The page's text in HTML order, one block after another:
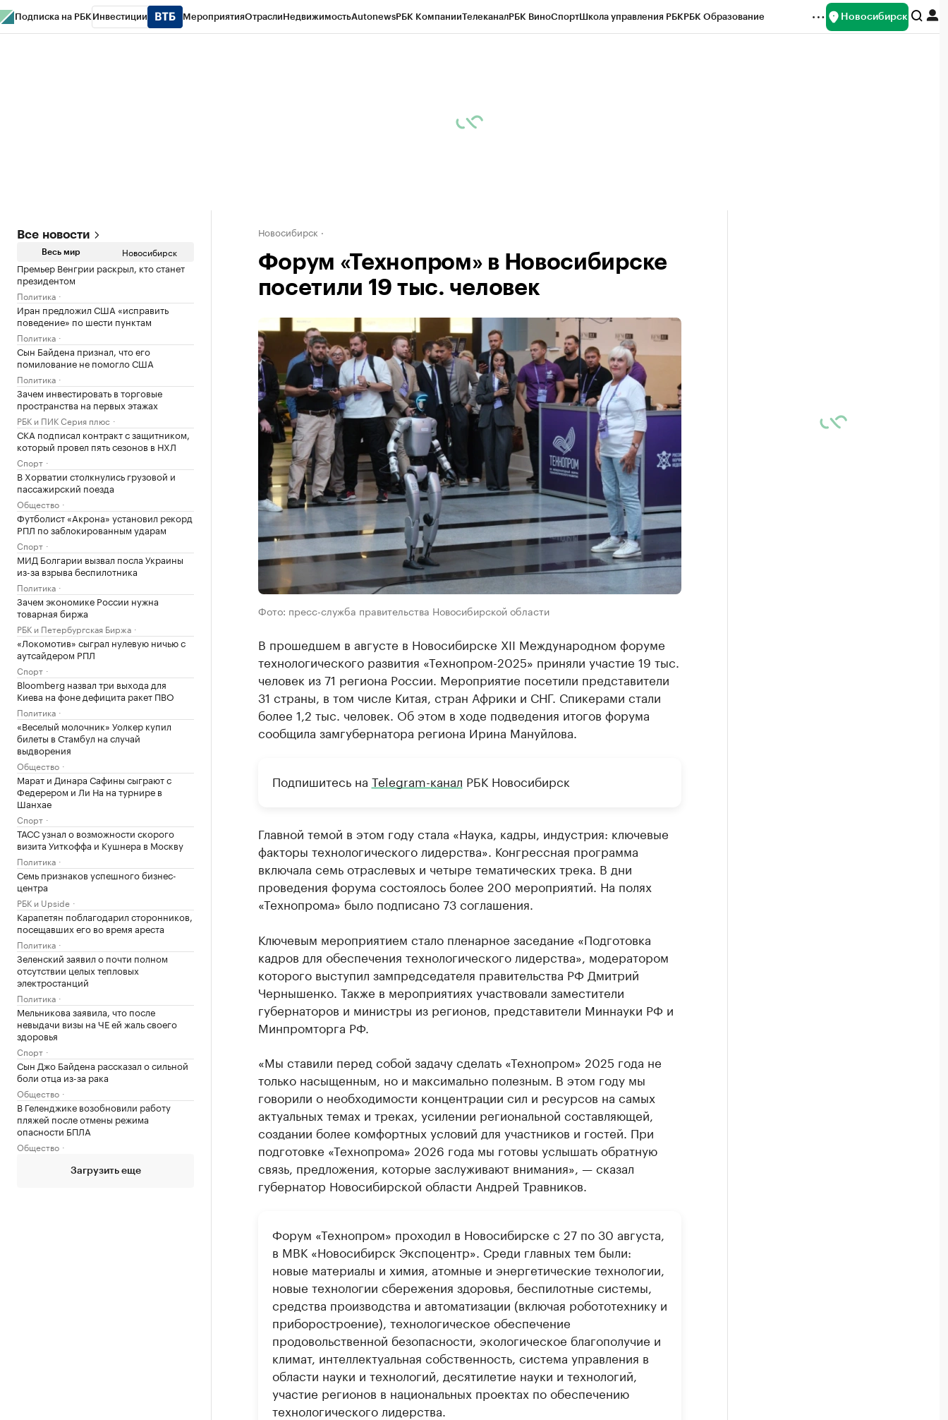
Подписка на РБК Инвестиции МероприятияОтраслиНедвижимостьAutonewsРБК КомпанииТелеканалРБК ВиноСпортШкола управления РБКРБК Образование Новосибирск
Все новости
Весь мир Новосибирск
Премьер Венгрии раскрыл, кто станет
президентом
Политика
Иран предложил США «исправить
поведение» по шести пунктам
Политика
Сын Байдена признал, что его
помилование не помогло США
Политика
Зачем инвестировать в торговые
пространства на первых этажах
РБК и ПИК Серия плюс
СКА подписал контракт с защитником,
который провел пять сезонов в НХЛ
Спорт
В Хорватии столкнулись грузовой и
пассажирский поезда
Общество
Футболист «Акрона» установил рекорд
РПЛ по заблокированным ударам
Спорт
МИД Болгарии вызвал посла Украины
из-за взрыва беспилотника
Политика
Зачем экономике России нужна
товарная биржа
РБК и Петербургская Биржа
«Локомотив» сыграл нулевую ничью с
аутсайдером РПЛ
Спорт
Bloomberg назвал три выхода для
Киева на фоне дефицита ракет ПВО
Политика
«Веселый молочник» Уолкер купил
билеты в Стамбул на случай
выдворения
Общество
Марат и Динара Сафины сыграют с
Федерером и Ли На на турнире в
Шанхае
Спорт
ТАСС узнал о возможности скорого
визита Уиткоффа и Кушнера в Москву
Политика
Семь признаков успешного бизнес-
центра
РБК и Upside
Карапетян поблагодарил сторонников,
посещавших его во время ареста
Политика
Зеленский заявил о почти полном
отсутствии целых тепловых
электростанций
Политика
Мельникова заявила, что после
невыдачи визы на ЧЕ ей жаль своего
здоровья
Спорт
Сын Джо Байдена рассказал о сильной
боли отца из-за рака
Общество
В Геленджике возобновили работу
пляжей после отмены режима
опасности БПЛА
Общество
Загрузить еще
Новосибирск
Форум «Технопром» в Новосибирске
посетили 19 тыс. человек
Фото: пресс-служба правительства Новосибирской области
В прошедшем в августе в Новосибирске XII Международном форуме
технологического развития «Технопром-2025» приняли участие 19 тыс.
человек из 71 региона России. Мероприятие посетили представители
31 страны, в том числе Китая, стран Африки и СНГ. Спикерами стали
более 1,2 тыс. человек. Об этом в ходе подведения итогов форума
сообщила замгубернатора региона Ирина Мануйлова.
Подпишитесь на Telegram-канал РБК Новосибирск
Главной темой в этом году стала «Наука, кадры, индустрия: ключевые
факторы технологического лидерства». Конгрессная программа
включала семь отраслевых и четыре тематических трека. В дни
проведения форума состоялось более 200 мероприятий. На полях
«Технопрома» было подписано 73 соглашения.
Ключевым мероприятием стало пленарное заседание «Подготовка
кадров для обеспечения технологического лидерства», модератором
которого выступил зампредседателя правительства РФ Дмитрий
Чернышенко. Также в мероприятиях участвовали заместители
губернаторов и министры из регионов, представители Миннауки РФ и
Минпромторга РФ.
«Мы ставили перед собой задачу сделать «Технопром» 2025 года не
только насыщенным, но и максимально полезным. В этом году мы
говорили о необходимости концентрации сил и ресурсов на самых
актуальных темах и треках, усилении региональной составляющей,
создании более комфортных условий для участников и гостей. При
подготовке «Технопрома» 2026 года мы готовы услышать обратную
связь, предложения, которые заслуживают внимания», — сказал
губернатор Новосибирской области Андрей Травников.
Форум «Технопром» проходил в Новосибирске с 27 по 30 августа,
в МВК «Новосибирск Экспоцентр». Среди главных тем были:
новые материалы и химия, атомные и энергетические технологии,
новые технологии сбережения здоровья, беспилотные системы,
средства производства и автоматизации (включая робототехнику и
приборостроение), технологическое обеспечение
продовольственной безопасности, экологическое благополучие и
климат, интеллектуальная собственность, система управления в
области науки и технологий, десятилетие науки и технологий,
участие регионов в национальных проектах по обеспечению
технологического лидерства.